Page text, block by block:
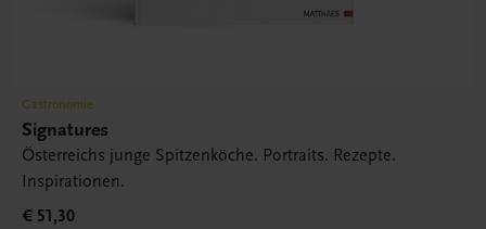
Gastronomie
Signatures
Österreichs junge Spitzenköche. Portraits. Rezepte.
Inspirationen.
€ 51,30